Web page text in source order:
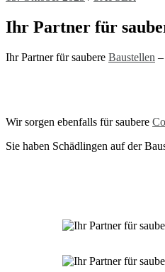
Ihr Partner für
Ihr Partner für saubere Baustellen
Wir sorgen ebenfalls für saubere
Sie haben Schädlingen auf der